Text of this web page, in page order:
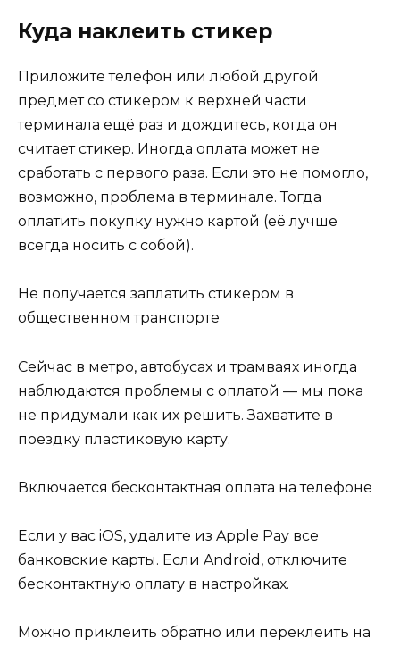
Куда наклеить стикер
Приложите телефон или любой другой
предмет со стикером к верхней части
терминала ещё раз и дождитесь, когда он
считает стикер. Иногда оплата может не
сработать с первого раза. Если это не помогло,
возможно, проблема в терминале. Тогда
оплатить покупку нужно картой (её лучше
всегда носить с собой).
Не получается заплатить стикером в
общественном транспорте
Сейчас в метро, автобусах и трамваях иногда
наблюдаются проблемы с оплатой — мы пока
не придумали как их решить. Захватите в
поездку пластиковую карту.
Включается бесконтактная оплата на телефоне
Если у вас iOS, удалите из Apple Pay все
банковские карты. Если Android, отключите
бесконтактную оплату в настройках.
Можно приклеить обратно или переклеить на